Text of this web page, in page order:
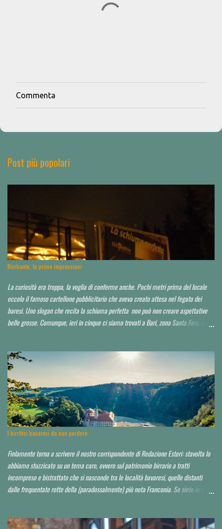
P
o
a
c
o
m
o
Commenta
Post più popolari
Birrbante, le prime impressioni
La curiosità era troppa, la voglia di conferme anche. Pochi metri prima del locale
eccolo il famoso cartellone pubblicitario che aveva creato attesa nel fegato dei
baresi. Uno slogan che recita la schiuma perfetta non può non creare aspettative
belle grosse. Comunque, ieri in cinque ci siamo trovati a Bari, zona Santa Fara, per
invito o conoscenza. Noi, non so in che modo, ma ce l'abbiamo fatta ad impietosire
qualcuno. Non abbiamo potuto capire neppure chi fosse il titolare, il birraio, il
proprietario, il socio...d'altro canto la serata non era quella ideale. Avrei voluto
approfondire. Locale molto grande, credo sui 200 coperti. Idea di ristorazione
leggera, niente di esagerato seppur dall'aspetto chic o "chiccoso". Arredamento in
stile moderno, niente panche appiccicose, banconi. Niente che pia...
I birrifici bavaresi da non perdere
Finlamente torna a scrivere il nostro corrispondente di Redazione Esteri: stavolta lo
abbiamo stuzzicato su un tema caro, ovvero sul patrimonio birrario a tratti
incompreso e bistrattato che si nasconde tra le località bavaresi, quelle distanti
dalle frequentate rotte della (paradossalmente) più nota Franconia. Se siete in cerca
approfondire nei prossimi anni. Partiamo da un assunto: a saper scegliere, in Baviera